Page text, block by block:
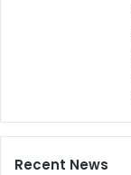
Recent News